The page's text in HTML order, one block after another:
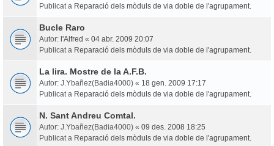
Publicat a Reparació dels mòduls de via doble de l'agrupament.
Bucle Raro
Autor: l'Alfred « 04 abr. 2009 20:07
Publicat a Reparació dels mòduls de via doble de l'agrupament.
La lira. Mostre de la A.F.B.
Autor: J.Ybañez(Badia4000) « 18 gen. 2009 17:17
Publicat a Reparació dels mòduls de via doble de l'agrupament.
N. Sant Andreu Comtal.
Autor: J.Ybañez(Badia4000) « 09 des. 2008 18:25
Publicat a Reparació dels mòduls de via doble de l'agrupament.